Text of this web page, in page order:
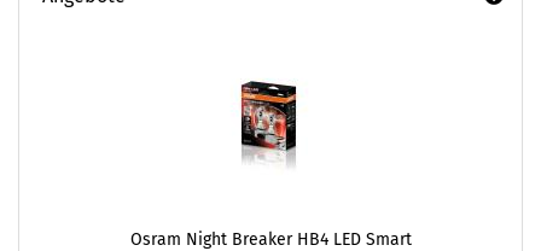
Osram Night Breaker HB4 LED Smart